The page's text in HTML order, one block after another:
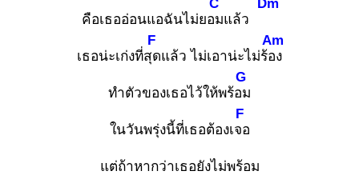
คือเธออ่อนแอฉันไม่ยอม
C
แล้ว
Dm
เธอน่ะเก่งที่สุด
F
แล้ว ไม่เอาน่ะไม่ร้อง
Am
ทำตัวของเธอไว้ให้พร้อม
G
ในวันพรุ่งนี้ที่เธอต้องเจอ
F
แต่ถ้าหากว่าเธอยังไม่พร้อม